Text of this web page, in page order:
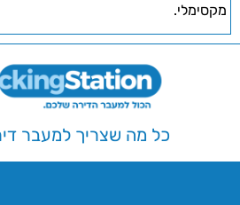
מקסימלי.
כל מה שצריך למעבר